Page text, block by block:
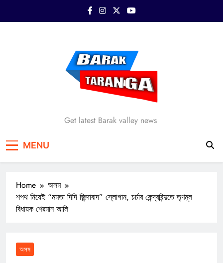
Barak Taranga
Get latest Barak valley news
MENU
Home
অসম
শপথ নিয়েই “মমতা দিদি জিন্দাবাদ” স্লোগান, চর্চার কেন্দ্রবিন্দুতে তৃণমূল
বিধায়ক শেরমান আলি
অসম